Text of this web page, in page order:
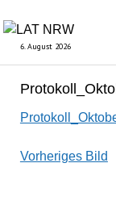
6. August 2026
Vorheriges Bild